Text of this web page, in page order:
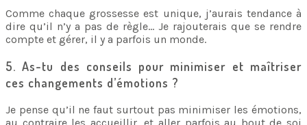
Comme chaque grossesse est unique, j’aurais tendance à
dire qu’il n’y a pas de règle… Je rajouterais que se rendre
compte et gérer, il y a parfois un monde.
5. As-tu des conseils pour minimiser et maîtriser
ces changements d’émotions ?
Je pense qu’il ne faut surtout pas minimiser les émotions,